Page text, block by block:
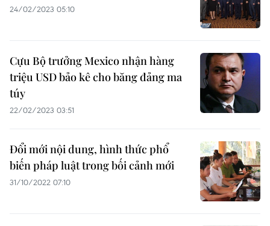
24/02/2023 05:10
Cựu Bộ trưởng Mexico nhận hàng
triệu USD bảo kê cho băng đảng ma
túy
22/02/2023 03:51
Đổi mới nội dung, hình thức phổ
biến pháp luật trong bối cảnh mới
31/10/2022 07:10